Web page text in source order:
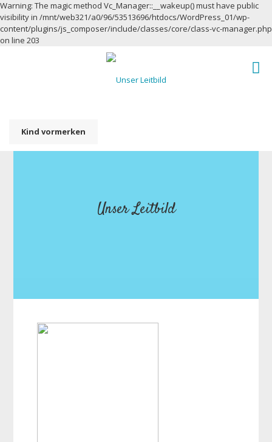
Warning: The magic method Vc_Manager::__wakeup() must have public
visibility in /mnt/web321/a0/96/53513696/htdocs/WordPress_01/wp-
content/plugins/js_composer/include/classes/core/class-vc-manager.php
on line 203
Kind vormerken
Unser Leitbild